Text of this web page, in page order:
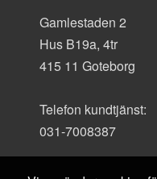
Gamlestaden 2
Hus B19a, 4tr
415 11 Goteborg
Telefon kundtjänst:
031-7008387